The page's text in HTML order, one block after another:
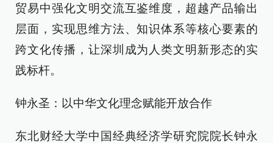
贸易中强化文明交流互鉴维度，超越产品输出
层面，实现思维方法、知识体系等核心要素的
跨文化传播，让深圳成为人类文明新形态的实
践标杆。
钟永圣：以中华文化理念赋能开放合作
东北财经大学中国经典经济学研究院院长钟永